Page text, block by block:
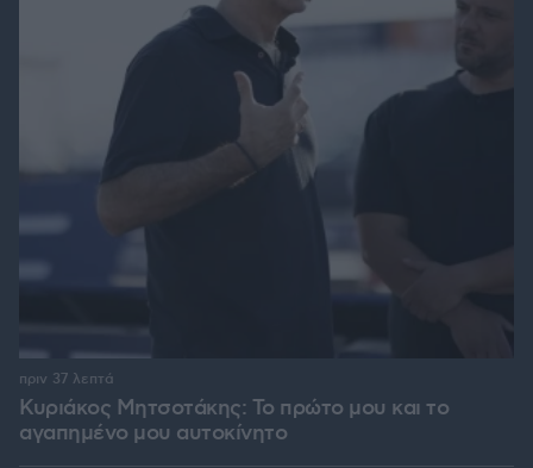
Κυριάκος Μητσοτάκης: Το πρώτο μου και το
αγαπημένο μου αυτοκίνητο
πριν 37 λεπτά